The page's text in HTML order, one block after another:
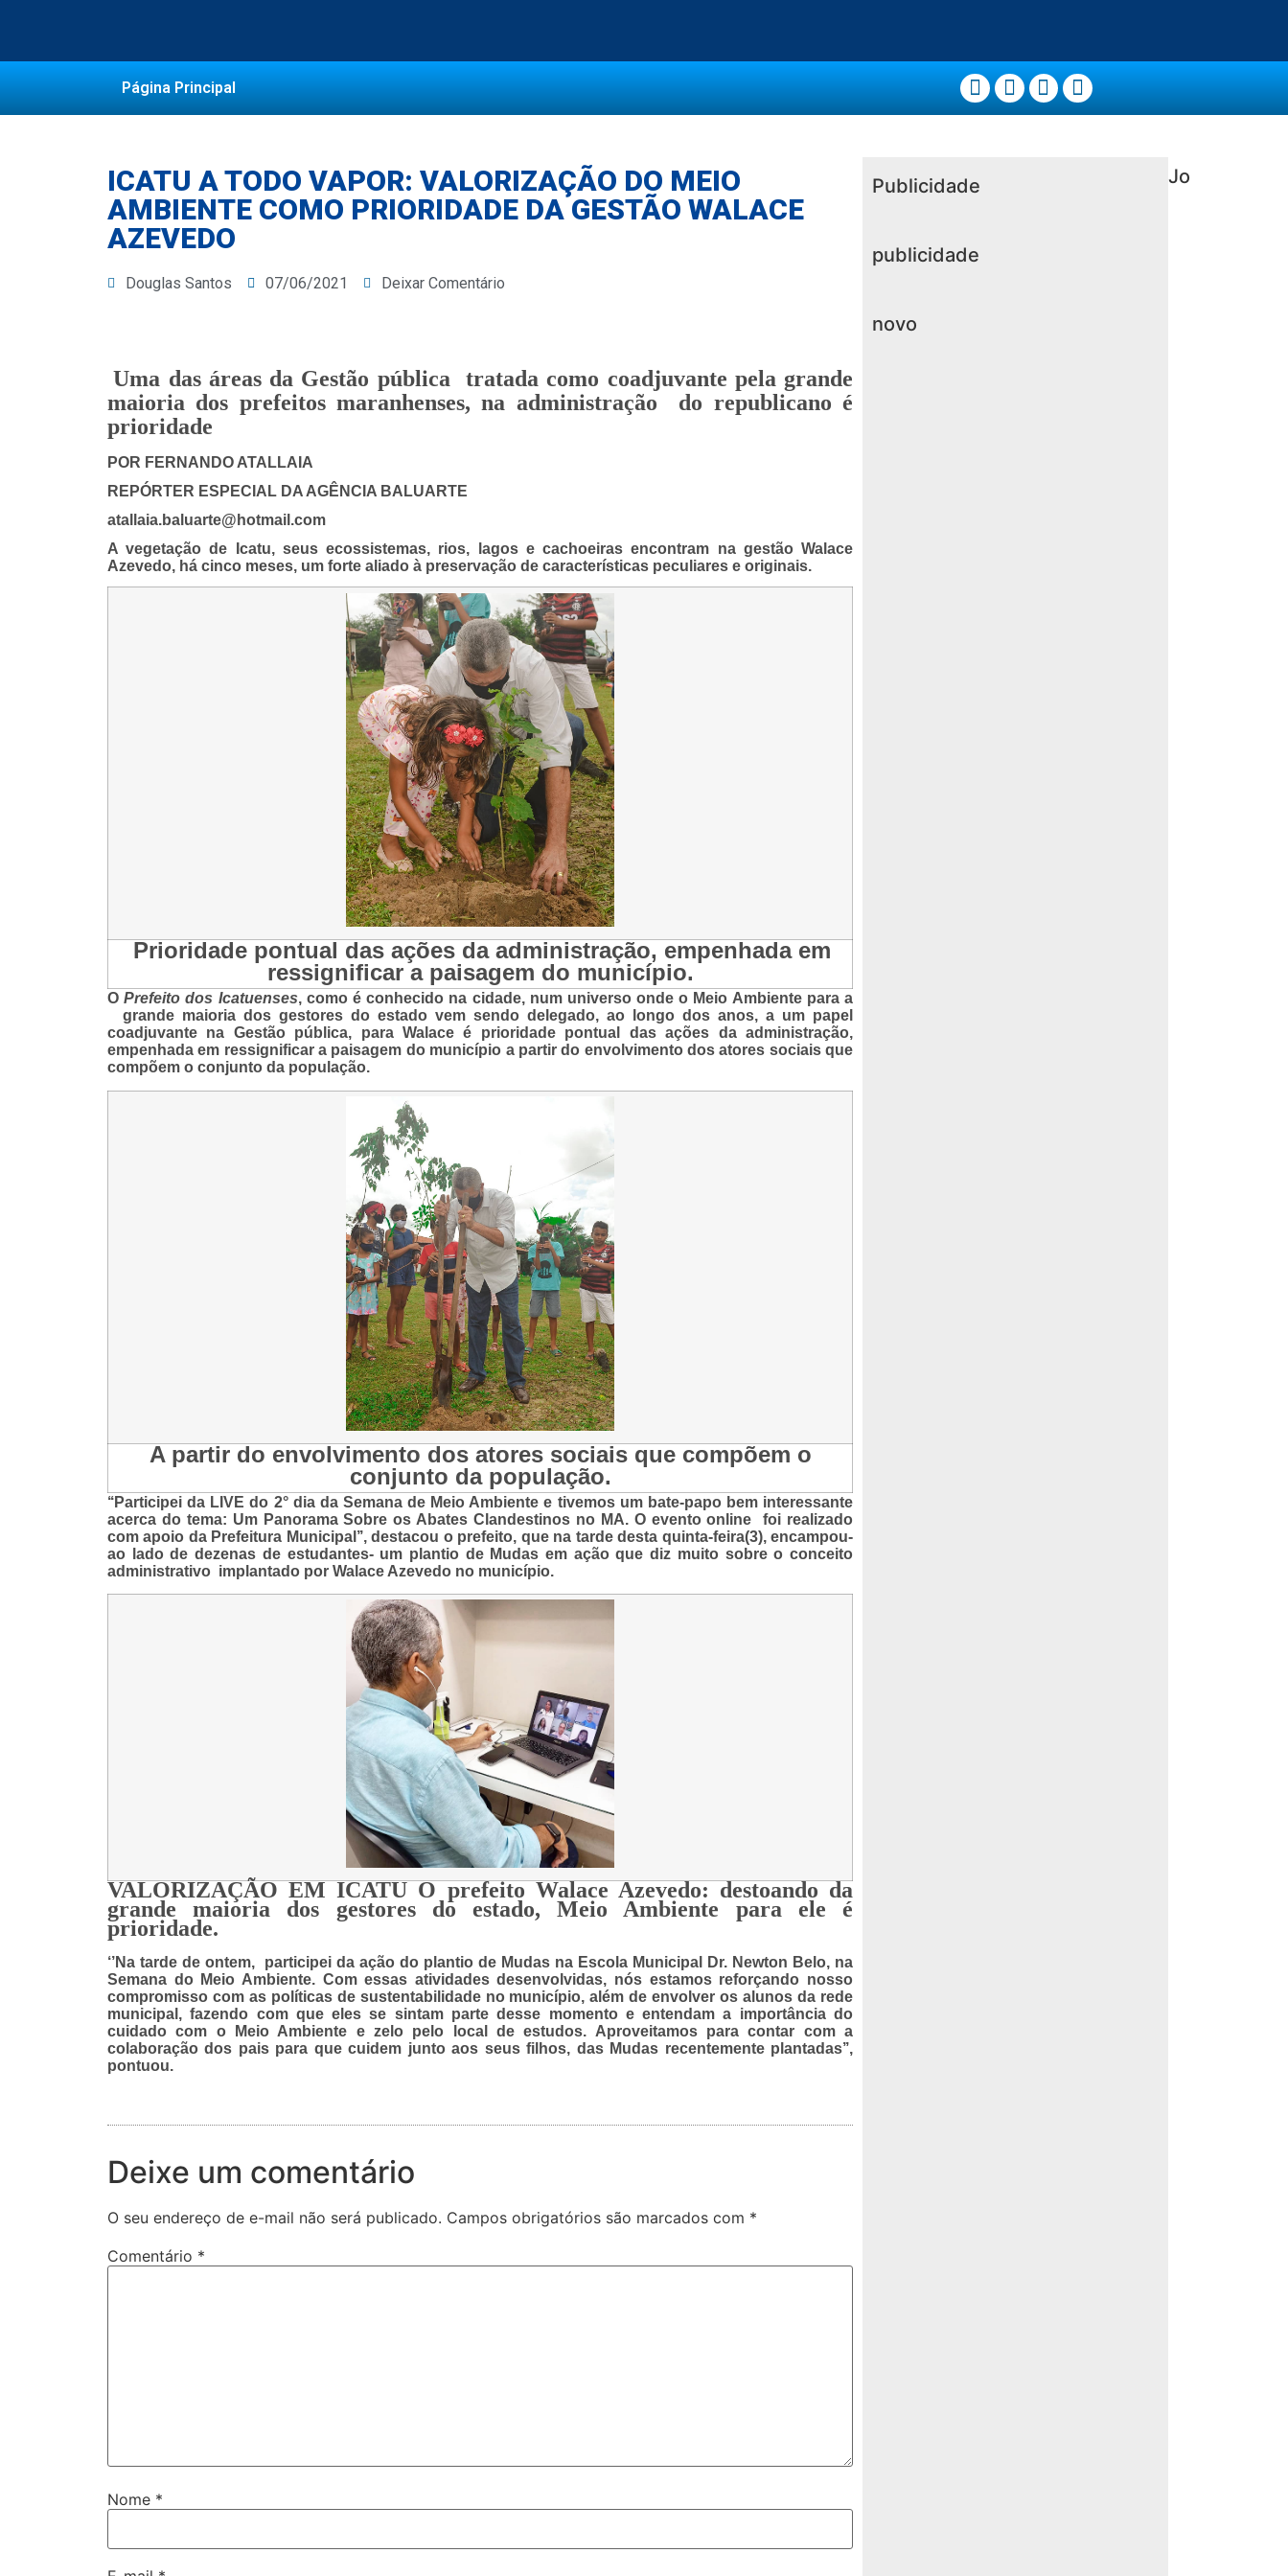
Página Principal
ICATU A TODO VAPOR: VALORIZAÇÃO DO MEIO
AMBIENTE COMO PRIORIDADE DA GESTÃO WALACE
AZEVEDO
Douglas Santos 07/06/2021 Deixar Comentário
Uma das áreas da Gestão pública tratada como coadjuvante pela grande
maioria dos prefeitos maranhenses, na administração do republicano é
prioridade
POR FERNANDO ATALLAIA
REPÓRTER ESPECIAL DA AGÊNCIA BALUARTE
atallaia.baluarte@hotmail.com
A vegetação de Icatu, seus ecossistemas, rios, lagos e cachoeiras encontram na gestão Walace
Azevedo, há cinco meses, um forte aliado à preservação de características peculiares e originais.
Prioridade pontual das ações da administração, empenhada em
ressignificar a paisagem do município.
OPrefeito dos Icatuenses, como é conhecido na cidade, num universo onde o Meio Ambiente para a
grande maioria dos gestores do estado vem sendo delegado, ao longo dos anos, a um papel
coadjuvante na Gestão pública, para Walace é prioridade pontual das ações da administração,
empenhada em ressignificar a paisagem do município a partir do envolvimento dos atores sociais que
compõem o conjunto da população.
A partir do envolvimento dos atores sociais que compõem o
conjunto da população.
‘‘Participei da LIVE do 2° dia da Semana de Meio Ambiente e tivemos um bate-papo bem interessante
acerca do tema: Um Panorama Sobre os Abates Clandestinos no MA. O evento online foi realizado
com apoio da Prefeitura Municipal’’, destacou o prefeito, que na tarde desta quinta-feira(3), encampou-
ao lado de dezenas de estudantes- um plantio de Mudas em ação que diz muito sobre o conceito
administrativo implantado por Walace Azevedo no município.
VALORIZAÇÃO EM ICATU O prefeito Walace Azevedo: destoando da
grande maioria dos gestores do estado, Meio Ambiente para ele é
prioridade.
‘’Na tarde de ontem, participei da ação do plantio de Mudas na Escola Municipal Dr. Newton Belo, na
Semana do Meio Ambiente. Com essas atividades desenvolvidas, nós estamos reforçando nosso
compromisso com as políticas de sustentabilidade no município, além de envolver os alunos da rede
municipal, fazendo com que eles se sintam parte desse momento e entendam a importância do
cuidado com o Meio Ambiente e zelo pelo local de estudos. Aproveitamos para contar com a
colaboração dos pais para que cuidem junto aos seus filhos, das Mudas recentemente plantadas’’,
pontuou.
Deixe um comentário
O seu endereço de e-mail não será publicado. Campos obrigatórios são marcados com *
Comentário *
Nome *
Publicidade
publicidade
novo
Jo